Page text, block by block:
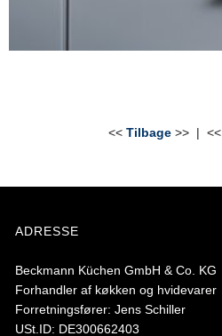
<< Tilbage>> | <<
ADRESSE
Beckmann Küchen GmbH & Co. KG
Forhandler af køkken og hvidevarer
Forretningsfører: Jens Schiller
USt.ID: DE300662403